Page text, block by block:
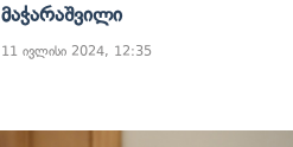
Მაჭარაშვილი
11 ივლისი 2024, 12:35